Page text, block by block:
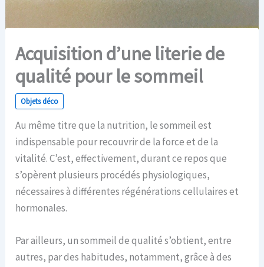
Acquisition d’une literie de
qualité pour le sommeil
Objets déco
Au même titre que la nutrition, le sommeil est
indispensable pour recouvrir de la force et de la
vitalité. C’est, effectivement, durant ce repos que
s’opèrent plusieurs procédés physiologiques,
nécessaires à différentes régénérations cellulaires et
hormonales.
Par ailleurs, un sommeil de qualité s’obtient, entre
autres, par des habitudes, notamment, grâce à des